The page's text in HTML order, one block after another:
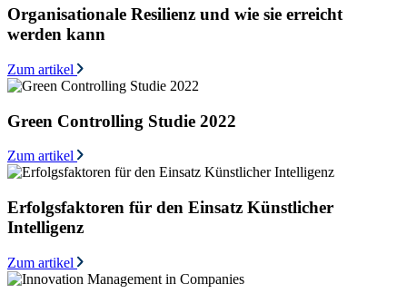
Organisationale Resilienz und wie sie erreicht
werden kann
Zum artikel
Green Controlling Studie 2022
Zum artikel
Erfolgsfaktoren für den Einsatz Künstlicher
Intelligenz
Zum artikel